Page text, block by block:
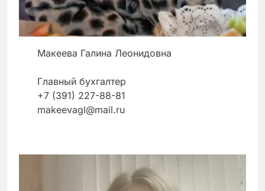
Макеева Галина Леонидовна
Главный бухгалтер
+7 (391) 227-88-81
makeevagl@mail.ru